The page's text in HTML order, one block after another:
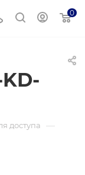
0
доступа —